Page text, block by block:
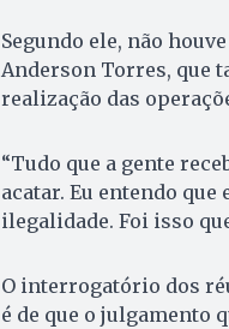
Segundo ele, não
Anderson Torres, que
realização das
“Tudo que a gente
acatar. Eu entendo
ilegalidade. Foi isso
O interrogatório dos
é de que o julgamento